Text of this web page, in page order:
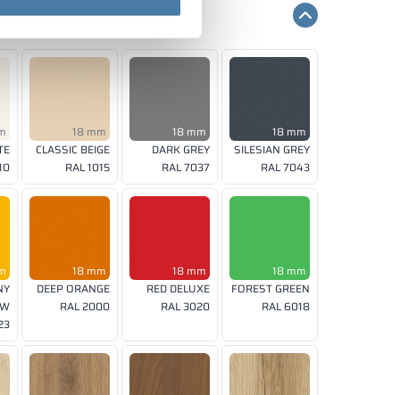
18 mm
CLASSIC BEIGE
RAL 1015
18 mm
DARK GREY
RAL 7037
18 mm
SILESIAN GREY
RAL 7043
18 mm
DEEP ORANGE
RAL 2000
18 mm
RED DELUXE
RAL 3020
18 mm
FOREST GREEN
RAL 6018